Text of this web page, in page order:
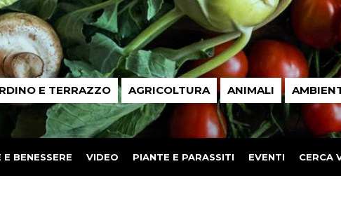
E TERRAZZO AGRICOLTURA ANIMALI
BENESSERE VIDEO PIANTE E PARASSITI EVENTI CERCA